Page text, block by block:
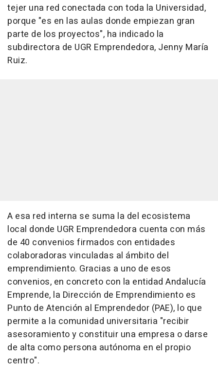
tejer una red conectada con toda la Universidad,
porque "es en las aulas donde empiezan gran
parte de los proyectos", ha indicado la
subdirectora de UGR Emprendedora, Jenny María
Ruiz.
A esa red interna se suma la del ecosistema
local donde UGR Emprendedora cuenta con más
de 40 convenios firmados con entidades
colaboradoras vinculadas al ámbito del
emprendimiento. Gracias a uno de esos
convenios, en concreto con la entidad Andalucía
Emprende, la Dirección de Emprendimiento es
Punto de Atención al Emprendedor (PAE), lo que
permite a la comunidad universitaria "recibir
asesoramiento y constituir una empresa o darse
de alta como persona autónoma en el propio
centro".